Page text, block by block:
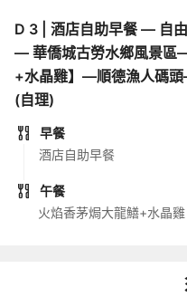
D 3
酒店自助早餐 — 自
— 華僑城古勞水鄉風景區
+水晶雞】—順德漁人碼
(自理)
早餐
酒店自助早餐
午餐
火焰香茅焗大龍鱔+水晶雞